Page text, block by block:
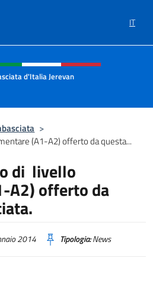
IT
social e menù
d'Italia Jerevan
>
(A1-A2) offerto da questa...
di livello
A2) offerto da
2014 Tipologia:News